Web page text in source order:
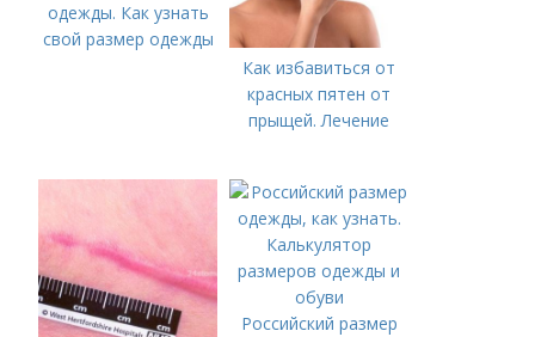
одежды. Как узнать
свой размер одежды
Как избавиться от
красных пятен от
прыщей. Лечение
Российский размер